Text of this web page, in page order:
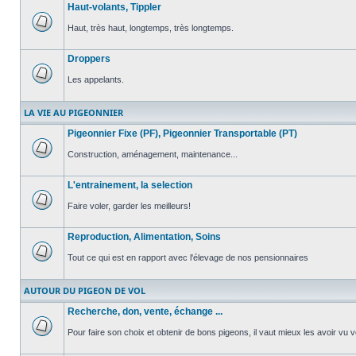
non
message
non
Haut-volants, Tippler
Haut, très haut, longtemps, très longtemps.
message
non
lu
Droppers
Les appelants.
LA VIE AU PIGEONNIER
message
non
Pigeonnier Fixe (PF), Pigeonnier Transportable (PT)
Construction, aménagement, maintenance...
message
non
L'entrainement, la selection
Faire voler, garder les meilleurs!
message
non
lu
Reproduction, Alimentation, Soins
Tout ce qui est en rapport avec l'élevage de nos pensionnaires
AUTOUR DU PIGEON DE VOL
message
Recherche, don, vente, échange ...
Pour faire son choix et obtenir de bons pigeons, il vaut mieux les avoir vu